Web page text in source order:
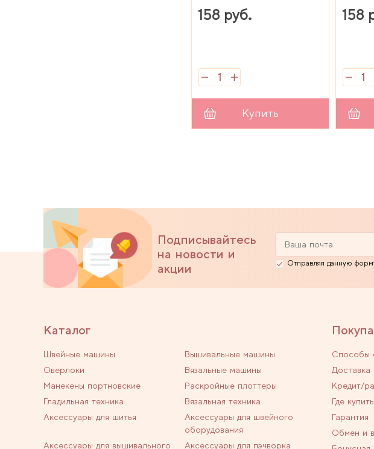
158 руб.
Купить
158
Подписывайтесь
на новости и
акции
Отправляя данную
Каталог
Швейные машины
Вышивальные машины
Оверлоки
Вязальные машины
Манекены портновские
Раскройные плоттеры
Гладильная техника
Вязальная техника
Аксессуары для шитья
Аксессуары для швейного
оборудования
Аксессуары для вышивального
Аксессуары для пэчворка
Способы
Доставка
Кредит/
Где купить
Гарантия
Обмен и